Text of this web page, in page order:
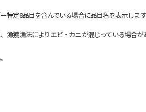
定8品目を含んでいる場合に品目名を表示します
獲漁法によりエビ・カニが混じっている場合